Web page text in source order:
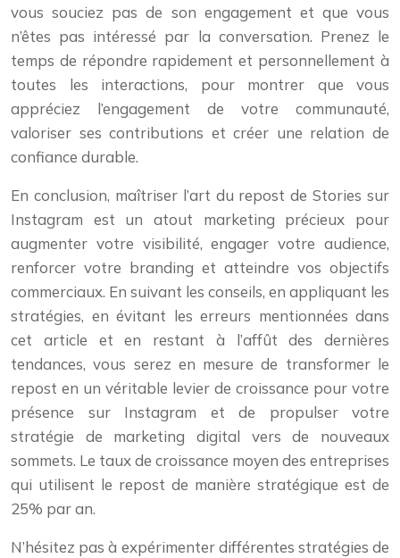
vous souciez pas de son engagement et que vous
n’êtes pas intéressé par la conversation. Prenez le
temps de répondre rapidement et personnellement à
toutes les interactions, pour montrer que vous
appréciez l’engagement de votre communauté,
valoriser ses contributions et créer une relation de
confiance durable.
En conclusion, maîtriser l’art du repost de Stories sur
Instagram est un atout marketing précieux pour
augmenter votre visibilité, engager votre audience,
renforcer votre branding et atteindre vos objectifs
commerciaux. En suivant les conseils, en appliquant les
stratégies, en évitant les erreurs mentionnées dans
cet article et en restant à l’affût des dernières
tendances, vous serez en mesure de transformer le
repost en un véritable levier de croissance pour votre
présence sur Instagram et de propulser votre
stratégie de marketing digital vers de nouveaux
sommets. Le taux de croissance moyen des entreprises
qui utilisent le repost de manière stratégique est de
25% par an.
N’hésitez pas à expérimenter différentes stratégies de